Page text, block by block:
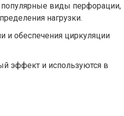
виды перфорации,
нагрузки.
и обеспечения циркуляции
эффект и используются в